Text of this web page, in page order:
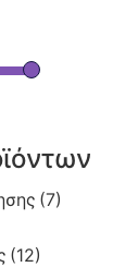
(7)
(12)